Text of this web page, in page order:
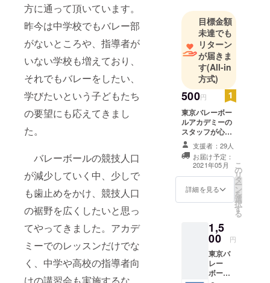
方に通って頂いています。
昨今は中学校でもバレー部
がないところや、指導者が
いない学校も増えており、
それでもバレーをしたい、
学びたいという子どもたち
の要望にも応えてきまし
た。
バレーボールの競技人口
が減少していく中、少しで
も歯止めをかけ、競技人口
の裾野を広くしたいと思っ
てやってきました。アカデ
ミーでのレッスンだけでな
く、中学や高校の指導者向
けの講習会も実施するな
コーチ陣が
指導に当
たっていま
す。また、
バレーボー
ルチャンネ
ルという動
画サイトを
開設し、バ
レーボール
のレッスン
動画を配信
するなど革
新的な取り
組みを進め
た。バレー
ボールの競
技人口が
減っていく
目標金額
未達でも
リターン
が届きま
す(All-in
方式)
500円
東京バレーボー
ルアカデミーの
スタッフが心を
込め、丁寧なお
礼のメールを差
し上げます。
支援者：29人
お届け予定：
2021年05月
詳細を見る
こ
の
リ
タ
ー
ン
を
選
択
す
る
1,5
00 円
東京バ
レー
ボール